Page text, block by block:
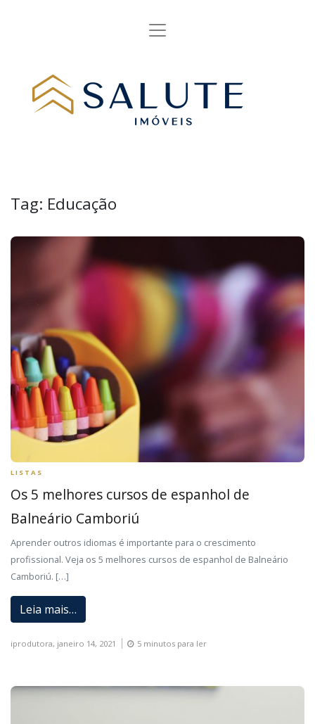
Tag: Educação
LISTAS
Os 5 melhores cursos de espanhol de
Balneário Camboriú
Aprender outros idiomas é importante para o crescimento
profissional. Veja os 5 melhores cursos de espanhol de Balneário
Camboriú. […]
Leia mais…
iprodutora, janeiro 14, 2021 5 minutos para ler